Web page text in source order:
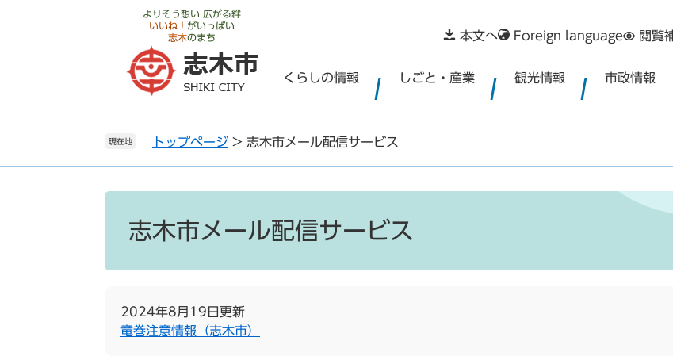
よりそう想い 広がる絆
いいね！ がいっぱい
志木のまち 本文へ Foreign language 閲覧
くらしの情報 しごと・産業 観光情報 市政情報
現在地 トップページ > 志木市メール配信サービス
志木市メール配信サービス
2024年8月19日更新
竜巻注意情報（志木市）